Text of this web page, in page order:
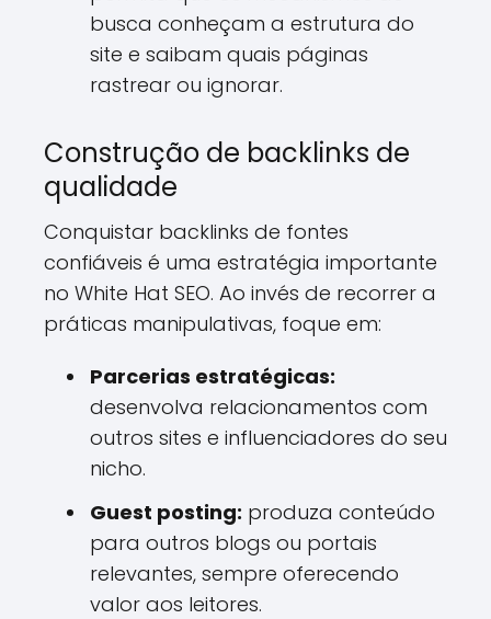
busca conheçam a estrutura do
site e saibam quais páginas
rastrear ou ignorar.
Construção de backlinks de
qualidade
Conquistar backlinks de fontes
confiáveis é uma estratégia importante
no White Hat SEO. Ao invés de recorrer a
práticas manipulativas, foque em:
Parcerias estratégicas:
desenvolva relacionamentos com
outros sites e influenciadores do seu
nicho.
Guest posting: produza conteúdo
para outros blogs ou portais
relevantes, sempre oferecendo
valor aos leitores.